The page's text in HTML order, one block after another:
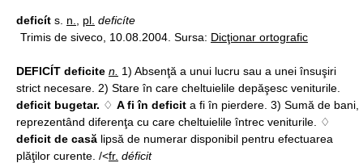
deficít s. n. pl. deficíte
Trimis de siveco, 10.08.2004. Sursa: Dicţionar ortografic
DEFICÍT deficite n. 1) Absenţă a unui lucru sau a unei însuşiri
strict necesare. 2) Stare în care cheltuielile depăşesc veniturile.
deficit bugetar. ♢ A fi în deficit a fi în pierdere. 3) Sumă de bani,
reprezentând diferenţa cu care cheltuielile întrec veniturile. ♢
deficit de casă lipsă de numerar disponibil pentru efectuarea
plăţilor curente. /<fr. déficit